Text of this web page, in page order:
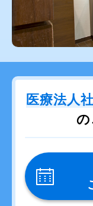
医療法人